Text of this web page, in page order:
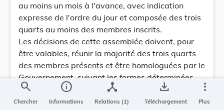
au moins un mois à l'avance, avec indication
expresse de l'ordre du jour et composée des trois
quarts au moins des membres inscrits.
Les décisions de cette assemblée doivent, pour
être valables, réunir la majorité des trois quarts
des membres présents et être homologuées par le
Gouvernement, suivant les formes déterminées
par l'art. 2 de l'arrêté grandducal du 22 juillet
1891, déterminant le reglement des sociétés de
search
Chercher
info
Informations
device_hub
Relations (1)
save_alt
Téléchargement
more_vert
Plus